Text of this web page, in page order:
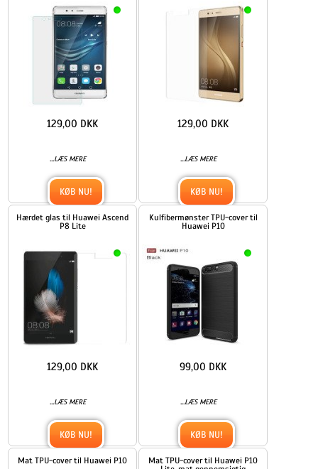
...LÆS MERE
129,00 DKK
KØB NU!
...LÆS MERE
129,00 DKK
KØB NU!
Hærdet glas til Huawei Ascend
P8 Lite
...LÆS MERE
129,00 DKK
KØB NU!
Kulfibermønster TPU-cover til
Huawei P10
...LÆS MERE
99,00 DKK
KØB NU!
Mat TPU-cover til Huawei P10
Mat TPU-cover til Huawei P10